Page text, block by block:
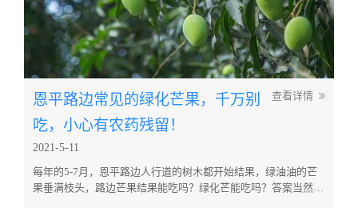
查看详情
恩平路边常见的绿化芒果，千万别
吃，小心有农药残留！
2021-5-11
每年的5-7月，恩平路边人行道的树木都开始结果，绿油油的芒
果垂满枝头，路边芒果结果能吃吗？绿化芒能吃吗？答案当然是